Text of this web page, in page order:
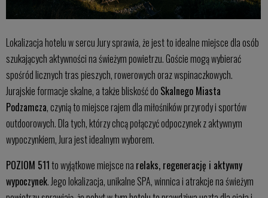
Lokalizacja hotelu w sercu Jury sprawia, że jest to idealne miejsce dla osób
szukających aktywności na świeżym powietrzu. Goście mogą wybierać
spośród licznych tras pieszych, rowerowych oraz wspinaczkowych.
Jurajskie formacje skalne, a także bliskość do Skalnego Miasta
Podzamcza, czynią to miejsce rajem dla miłośników przyrody i sportów
outdoorowych. Dla tych, którzy chcą połączyć odpoczynek z aktywnym
wypoczynkiem, Jura jest idealnym wyborem.
POZIOM 511to wyjątkowe miejsce na relaks, regenerację i aktywny
wypoczynek. Jego lokalizacja, unikalne SPA, winnica i atrakcje na świeżym